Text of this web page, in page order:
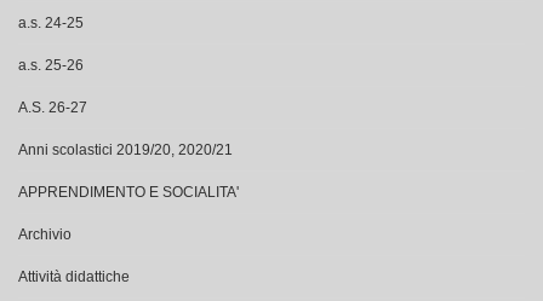
a.s. 24-25
a.s. 25-26
A.S. 26-27
Anni scolastici 2019/20, 2020/21
APPRENDIMENTO E SOCIALITA'
Archivio
Attività didattiche